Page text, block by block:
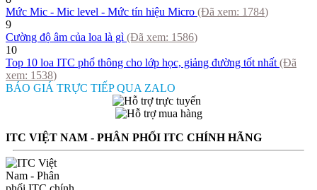
Mức Mic - Mic level - Mức tín hiệu Micro (Đã xem: 1784)
9
Cường độ âm của loa là gì (Đã xem: 1586)
10
Top 10 loa ITC phổ thông cho lớp học, giảng đường tốt nhất (Đã
xem: 1538)
BÁO GIÁ TRỰC TIẾP QUA ZALO
ITC VIỆT NAM - PHÂN PHỐI ITC CHÍNH HÃNG